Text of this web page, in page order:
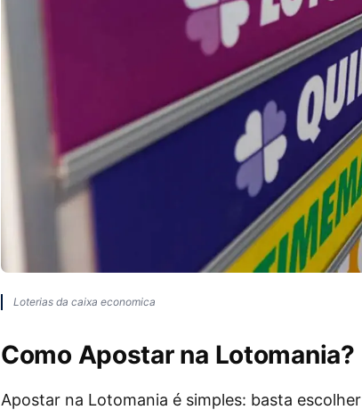
Loterias da caixa economica
Como Apostar na Lotomania?
Apostar na Lotomania é simples: basta escolher